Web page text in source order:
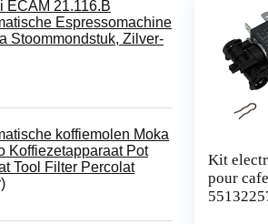
ECAM 21.116.B
Espressomachine
Stoommondstuk, Zilver-
koffiemolen Moka
Koffiezetapparaat Pot
Tool Filter Percolat
Kit
pour